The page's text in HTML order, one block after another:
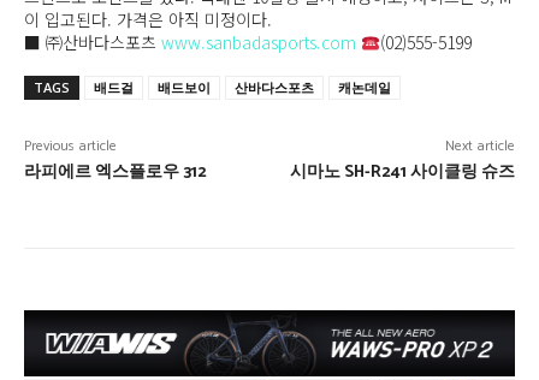
이 입고된다. 가격은 아직 미정이다.
■ ㈜산바다스포츠 www.sanbadasports.com (02)555-5199
TAGS 배드걸 배드보이 산바다스포츠 캐논데일
Previous article
라피에르 엑스플로우 312
Next article
시마노 SH-R241 사이클링 슈즈